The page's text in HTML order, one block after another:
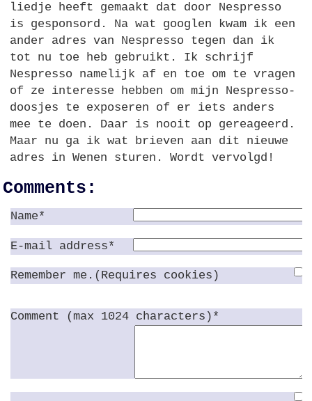
liedje heeft gemaakt dat door Nespresso
is gesponsord. Na wat googlen kwam ik een
ander adres van Nespresso tegen dan ik
tot nu toe heb gebruikt. Ik schrijf
Nespresso namelijk af en toe om te vragen
of ze interesse hebben om mijn Nespresso-
doosjes te exposeren of er iets anders
mee te doen. Daar is nooit op gereageerd.
Maar nu ga ik wat brieven aan dit nieuwe
adres in Wenen sturen. Wordt vervolgd!
Comments:
Name*
E-mail address*
Remember me.(Requires cookies)
Comment (max 1024 characters)*